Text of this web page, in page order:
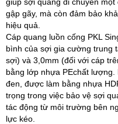
gập gãy, mà còn đảm bảo
hiệu quả.
Cáp quang luồn cống PKL
bình của sợi gia cường trung
sợi) và 3,0mm (đối với cáp
bằng lớp nhựa PEchất
đen, được làm bằng nhựa
trọng trong việc bảo vệ sợi
tác động từ môi trường bên
lực kéo.